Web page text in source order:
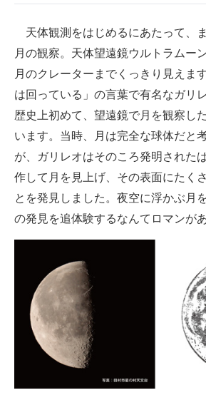
天体観測をはじめるにあたって、
月の観察。天体望遠鏡ウルトラムー
月のクレーターまでくっきり見えま
は回っている」の言葉で有名なガリ
歴史上初めて、望遠鏡で月を観察し
います。当時、月は完全な球体だと
が、ガリレオはそのころ発明された
作して月を見上げ、その表面にたく
とを発見しました。夜空に浮かぶ月
の発見を追体験するなんてロマンが